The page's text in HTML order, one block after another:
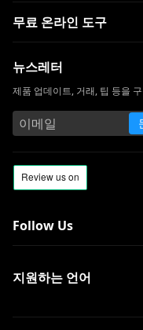
놓치고 싶지
10 사이트
Skillshare vs.
VIPBox 대안 :
는 최고의 사
Snapchat과
턴트 메시징
무료 온라인 도구
뉴스레터
제품 업데이트, 거래, 팁 등을
Follow Us
지원하는 언어